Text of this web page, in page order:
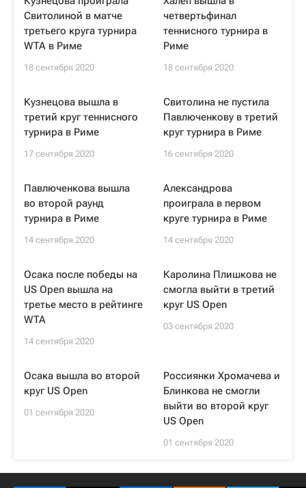
Свитолиной в матче
третьего круга турнира
WTA в Риме
18 сентября 2020
четвертьфинал
теннисного турнира в
Риме
18 сентября 2020
Кузнецова вышла в
третий круг теннисного
турнира в Риме
17 сентября 2020
Свитолина не пустила
Павлюченкову в третий
круг турнира в Риме
16 сентября 2020
Павлюченкова вышла
во второй раунд
турнира в Риме
14 сентября 2020
Александрова
проиграла в первом
круге турнира в Риме
14 сентября 2020
Осака после победы на
US Open вышла на
третье место в рейтинге
WTA
14 сентября 2020
Каролина Плишкова не
смогла выйти в третий
круг US Open
03 сентября 2020
Осака вышла во второй
круг US Open
01 сентября 2020
Россиянки Хромачева и
Блинкова не смогли
выйти во второй круг
US Open
01 сентября 2020